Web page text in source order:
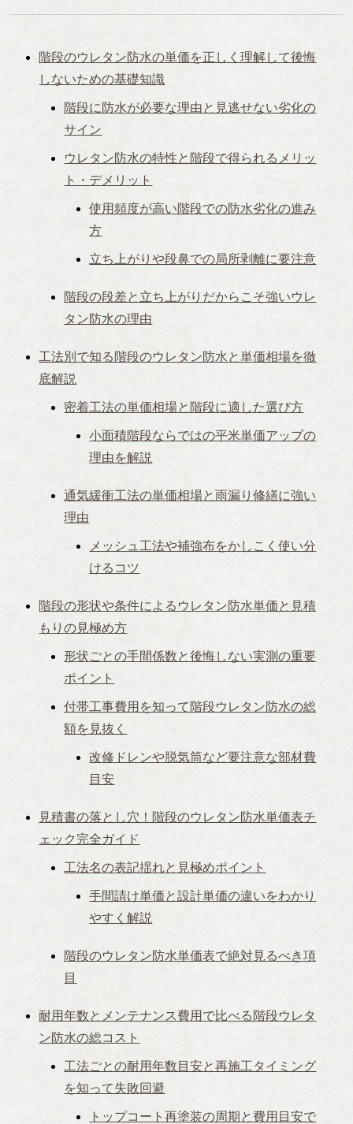
階段のウレタン防水の単価を正しく理解して後悔
しないための基礎知識
階段に防水が必要な理由と見逃せない劣化の
サイン
ウレタン防水の特性と階段で得られるメリッ
ト・デメリット
使用頻度が高い階段での防水劣化の進み
方
立ち上がりや段鼻での局所剥離に要注意
階段の段差と立ち上がりだからこそ強いウレ
タン防水の理由
工法別で知る階段のウレタン防水と単価相場を徹
底解説
密着工法の単価相場と階段に適した選び方
小面積階段ならではの平米単価アップの
理由を解説
通気緩衝工法の単価相場と雨漏り修繕に強い
理由
メッシュ工法や補強布をかしこく使い分
けるコツ
階段の形状や条件によるウレタン防水単価と見積
もりの見極め方
形状ごとの手間係数と後悔しない実測の重要
ポイント
付帯工事費用を知って階段ウレタン防水の総
額を見抜く
改修ドレンや脱気筒など要注意な部材費
目安
見積書の落とし穴！階段のウレタン防水単価表チ
ェック完全ガイド
工法名の表記揺れと見極めポイント
手間請け単価と設計単価の違いをわかり
やすく解説
階段のウレタン防水単価表で絶対見るべき項
目
耐用年数とメンテナンス費用で比べる階段ウレタ
ン防水の総コスト
工法ごとの耐用年数目安と再施工タイミング
を知って失敗回避
トップコート再塗装の周期と費用目安で